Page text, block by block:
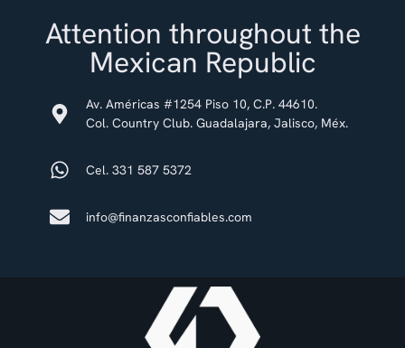
Attention throughout the
Mexican Republic
Av. Américas #1254 Piso 10, C.P. 44610.
Col. Country Club. Guadalajara, Jalisco, Méx.
Cel. 331 587 5372
info@finanzasconfiables.com